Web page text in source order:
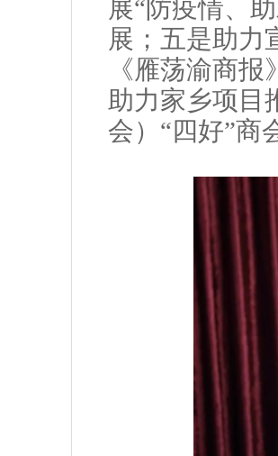
展“防疫情、
展；五是助力
《雁荡渝商
助力家乡项目
会）“四好”商